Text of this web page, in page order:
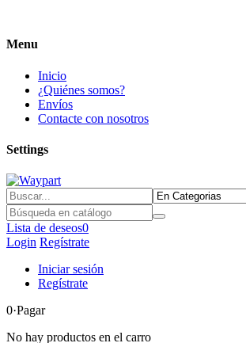
Menu
Inicio
¿Quiénes somos?
Envíos
Contacte con nosotros
Settings
Lista de deseos0
Login Regístrate
Iniciar sesión
Regístrate
0·Pagar
No hay productos en el carro